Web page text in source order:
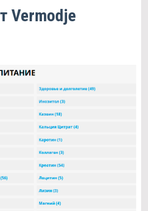
Vermodje